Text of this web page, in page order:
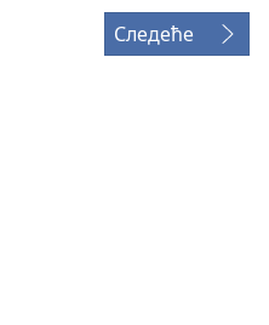
Следеће